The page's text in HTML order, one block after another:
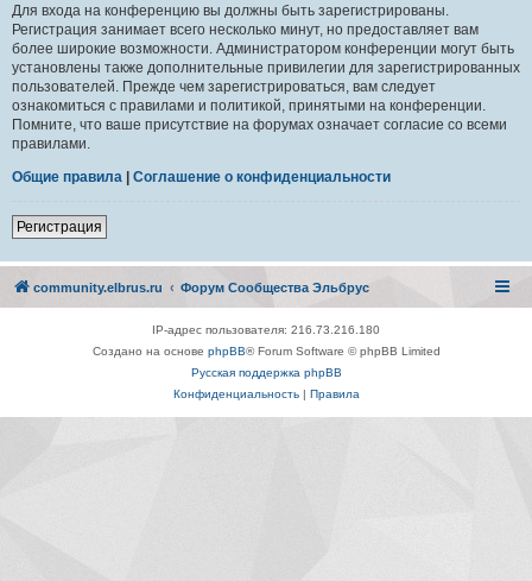
Для входа на конференцию вы должны быть зарегистрированы.
Регистрация занимает всего несколько минут, но предоставляет вам
более широкие возможности. Администратором конференции могут быть
установлены также дополнительные привилегии для зарегистрированных
пользователей. Прежде чем зарегистрироваться, вам следует
ознакомиться с правилами и политикой, принятыми на конференции.
Помните, что ваше присутствие на форумах означает согласие со всеми
правилами.
Общие правила | Соглашение о конфиденциальности
Регистрация
community.elbrus.ru Форум Сообщества Эльбрус
IP-адрес пользователя: 216.73.216.180
Создано на основе phpBB® Forum Software © phpBB Limited
Русская поддержка phpBB
Конфиденциальность| Правила